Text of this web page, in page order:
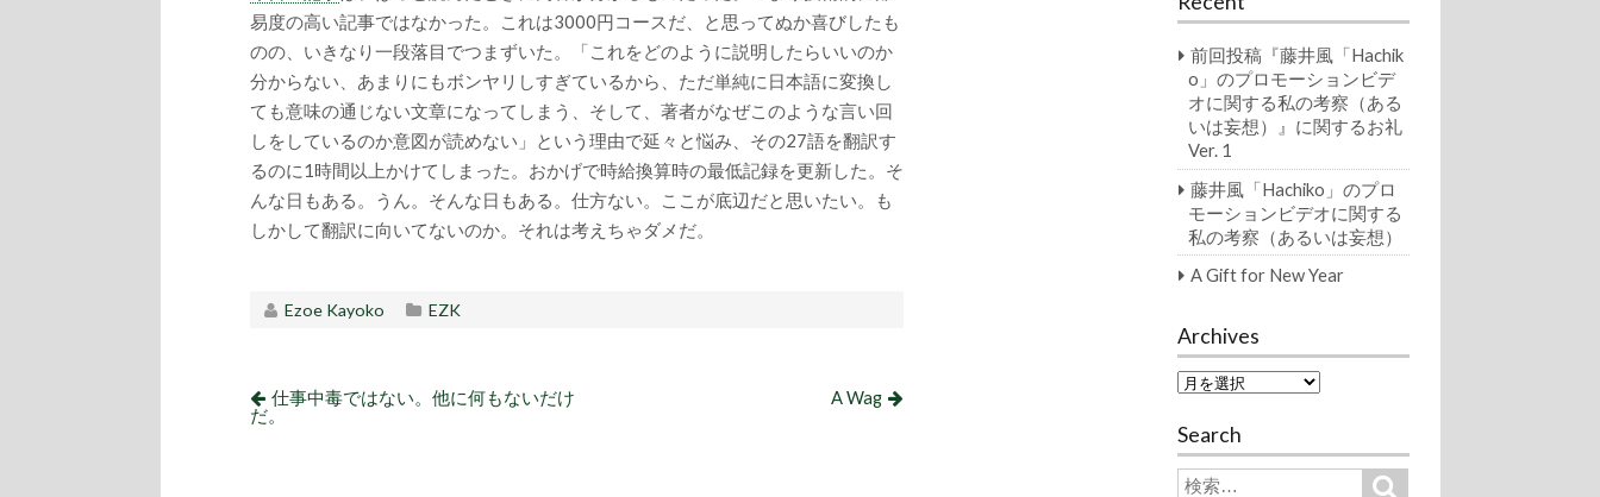
易度の高い記事ではなかった。これは3000円コースだ、と思ってぬか喜びしたも
のの、いきなり一段落目でつまずいた。「これをどのように説明したらいいのか
分からない、あまりにもボンヤリしすぎているから、ただ単純に日本語に変換し
ても意味の通じない文章になってしまう、そして、著者がなぜこのような言い回
しをしているのか意図が読めない」という理由で延々と悩み、その27語を翻訳す
るのに1時間以上かけてしまった。おかげで時給換算時の最低記録を更新した。そ
んな日もある。うん。そんな日もある。仕方ない。ここが底辺だと思いたい。も
しかして翻訳に向いてないのか。それは考えちゃダメだ。
Ezoe Kayoko EZK
仕事中毒ではない。他に何もないだけ
だ。
A Wag
前回投稿『藤井風「Hachik
o」のプロモーションビデ
オに関する私の考察（ある
いは妄想）』に関するお礼
Ver. 1
藤井風「Hachiko」のプロ
モーションビデオに関する
私の考察（あるいは妄想）
A Gift for New Year
Archives
A
c
h
i
Search
S